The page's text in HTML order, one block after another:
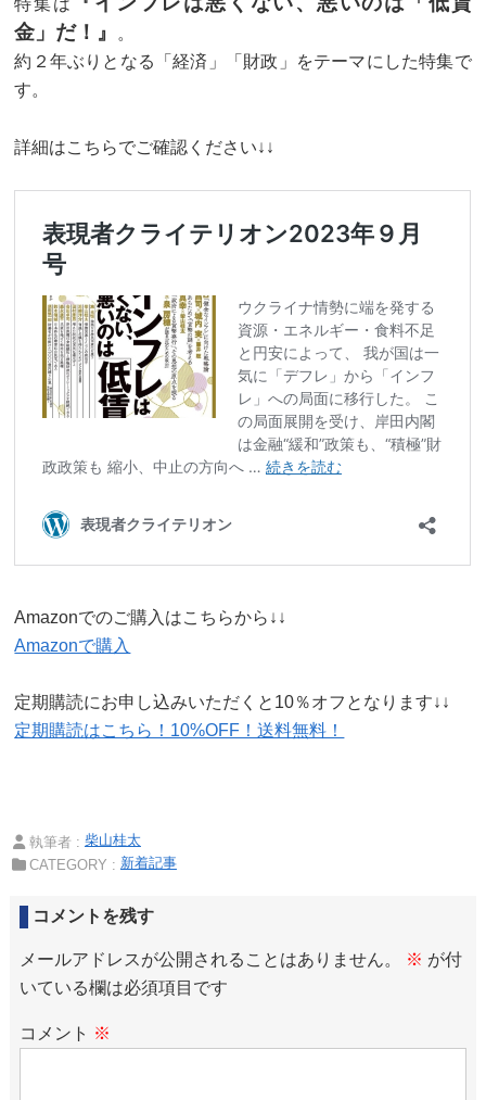
特集は
金」だ！』
。
約２年ぶりとなる「経済」「財政」をテーマにした特集で
す。
詳細はこちらでご確認ください↓↓
Amazonでのご購入はこちらから↓↓
Amazonで購入
定期購読にお申し込みいただくと10％オフとなります↓↓
定期購読はこちら！10%OFF！送料無料！
執筆者 : 柴山桂太
CATEGORY : 新着記事
コメントを残す
メールアドレスが公開されることはありません。 ※ が付
いている欄は必須項目です
コメント ※